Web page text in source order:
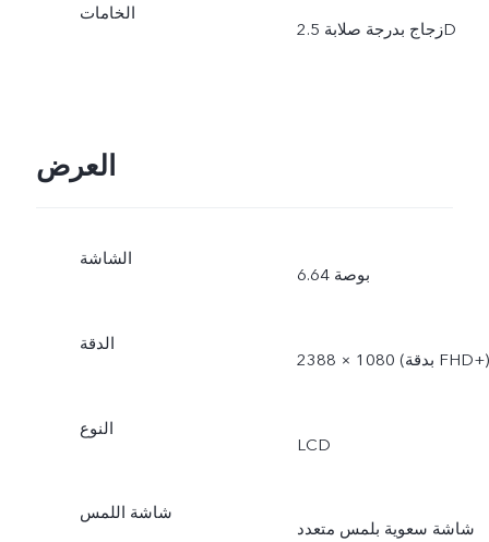
الخامات
زجاج بدرجة صلابة 2.5D
العرض
الشاشة
6.64 بوصة
الدقة
2388 × 1080 (بدقة FHD+‎)
النوع
LCD
شاشة اللمس
شاشة سعوية بلمس متعدد